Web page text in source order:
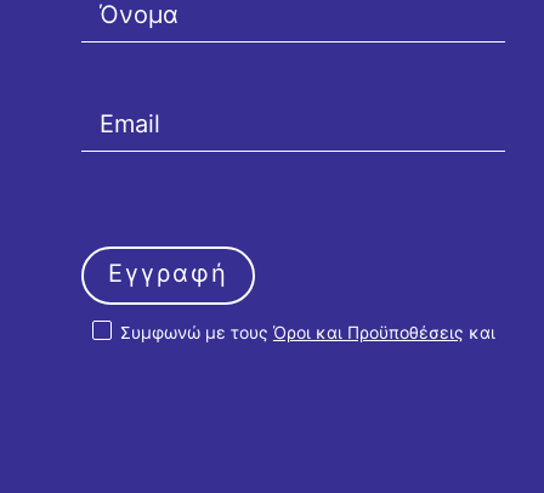
Συμφωνώ με τους Όροι και Προϋποθέσεις και
Εγγραφή